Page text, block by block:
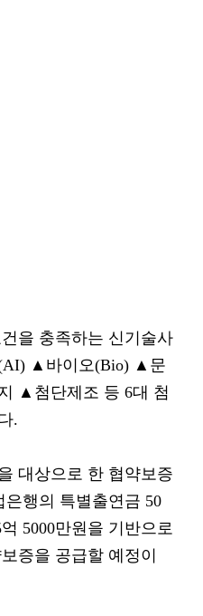
을 충족하는 신기술사
▲바이오(Bio) ▲문
▲첨단제조 등 6대 첨
.
대상으로 한 협약보증
행의 특별출연금 50
5000만원을 기반으로
증을 공급할 예정이